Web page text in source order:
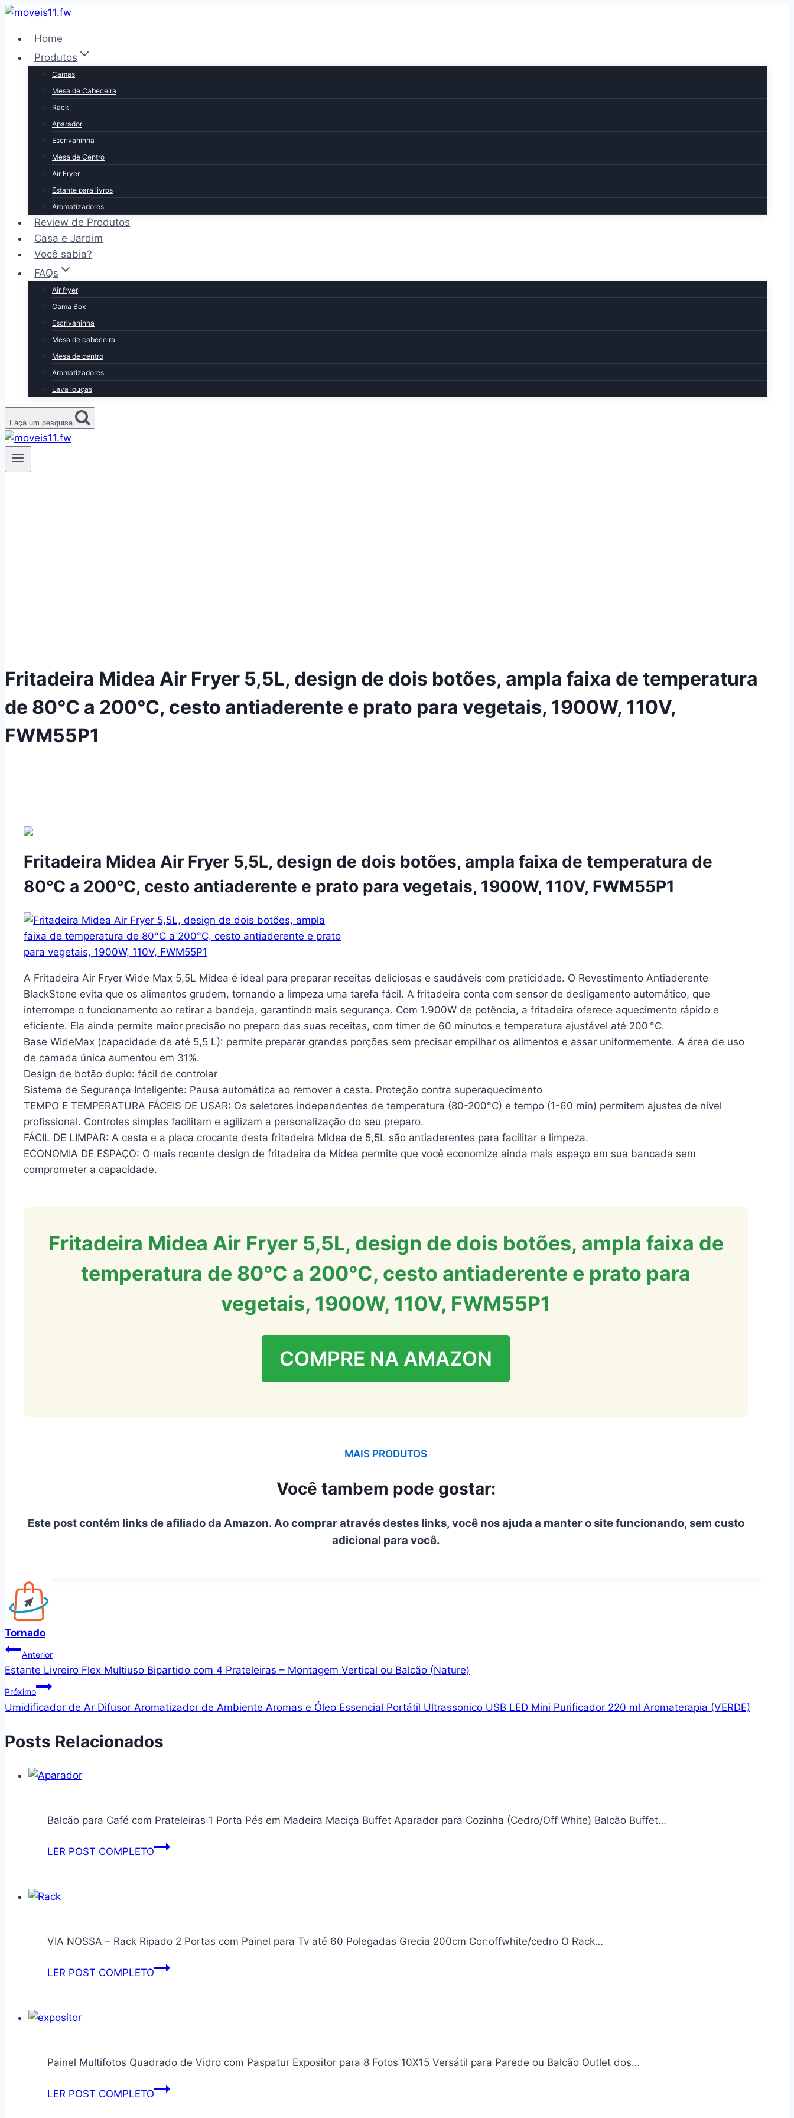
Pular
Conteúdo
Home
Produtos
Camas
Mesa de Cabeceira
Rack
Aparador
Escrivaninha
Mesa de Centro
Air Fryer
Estante para livros
Aromatizadores
Review de Produtos
Casa e Jardim
Você sabia?
FAQs
Air fryer
Cama Box
Escrivaninha
Mesa de cabeceira
Mesa de centro
Aromatizadores
Lava louças
Faça um pesquisa
Fritadeira Midea Air Fryer 5,5L, design de dois botões, ampla faixa de temperatura
de 80°C a 200°C, cesto antiaderente e prato para vegetais, 1900W, 110V,
FWM55P1
Fritadeira Midea Air Fryer 5,5L, design de dois botões, ampla faixa de temperatura de
80°C a 200°C, cesto antiaderente e prato para vegetais, 1900W, 110V, FWM55P1
A Fritadeira Air Fryer Wide Max 5,5L Midea é ideal para preparar receitas deliciosas e saudáveis com praticidade. O Revestimento Antiaderente
BlackStone evita que os alimentos grudem, tornando a limpeza uma tarefa fácil. A fritadeira conta com sensor de desligamento automático, que
interrompe o funcionamento ao retirar a bandeja, garantindo mais segurança. Com 1.900W de potência, a fritadeira oferece aquecimento rápido e
eficiente. Ela ainda permite maior precisão no preparo das suas receitas, com timer de 60 minutos e temperatura ajustável até 200 °C.
Base WideMax (capacidade de até 5,5 L): permite preparar grandes porções sem precisar empilhar os alimentos e assar uniformemente. A área de uso
de camada única aumentou em 31%.
Design de botão duplo: fácil de controlar
Sistema de Segurança Inteligente: Pausa automática ao remover a cesta. Proteção contra superaquecimento
TEMPO E TEMPERATURA FÁCEIS DE USAR: Os seletores independentes de temperatura (80-200°C) e tempo (1-60 min) permitem ajustes de nível
profissional. Controles simples facilitam e agilizam a personalização do seu preparo.
FÁCIL DE LIMPAR: A cesta e a placa crocante desta fritadeira Midea de 5,5L são antiaderentes para facilitar a limpeza.
ECONOMIA DE ESPAÇO: O mais recente design de fritadeira da Midea permite que você economize ainda mais espaço em sua bancada sem
comprometer a capacidade.
Fritadeira Midea Air Fryer 5,5L, design de dois botões, ampla faixa de
temperatura de 80°C a 200°C, cesto antiaderente e prato para
vegetais, 1900W, 110V, FWM55P1
COMPRE NA AMAZON
MAIS PRODUTOS
Você tambem pode gostar:
Este post contém links de afiliado da Amazon. Ao comprar através destes links, você nos ajuda a manter o site funcionando, sem custo
adicional para você.
Tornado
Navegação
de
Post
Anterior
Estante Livreiro Flex Multiuso Bipartido com 4 Prateleiras – Montagem Vertical ou Balcão (Nature)
Próximo
Umidificador de Ar Difusor Aromatizador de Ambiente Aromas e Óleo Essencial Portátil Ultrassonico USB LED Mini Purificador 220 ml Aromaterapia (VERDE)
Posts Relacionados
Balcão para Café com Prateleiras 1 Porta Pés em Madeira Maciça Buffet Aparador para Cozinha (Cedro/Off White) Balcão Buffet…
LER POST COMPLETOBalcão
Porta
em
Cozinha
(Cedro/Off
White)
VIA NOSSA – Rack Ripado 2 Portas com Painel para Tv até 60 Polegadas Grecia 200cm Cor:offwhite/cedro O Rack…
LER POST COMPLETOVIA
Portas
Painel
Painel Multifotos Quadrado de Vidro com Paspatur Expositor para 8 Fotos 10X15 Versátil para Parede ou Balcão Outlet dos…
LER POST COMPLETOPainel